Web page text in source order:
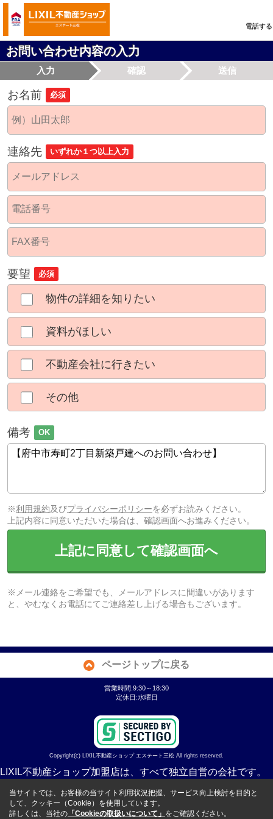
電話する
お問い合わせ内容の入力
入力 確認 送信
お名前 必須
連絡先 いずれか１つ以上入力
要望 必須
物件の詳細を知りたい
資料がほしい
不動産会社に行きたい
その他
備考 OK
※利用規約及びプライバシーポリシーを必ずお読みください。
上記内容に同意いただいた場合は、確認画面へお進みください。
上記に同意して確認画面へ
※メール連絡をご希望でも、メールアドレスに間違いがあります
と、やむなくお電話にてご連絡差し上げる場合もございます。
ページトップに戻る
営業時間:9:30～18:30
定休日:水曜日
Copyright(c) LIXIL不動産ショップ エステート三松 All rights reserved.
LIXIL不動産ショップ加盟店は、すべて独立自営の会社です。
当サイトでは、お客様の当サイト利用状況把握、サービス向上検討を目的と
して、クッキー（Cookie）を使用しています。
詳しくは、当社の 「Cookieの取扱いについて」 をご確認ください。